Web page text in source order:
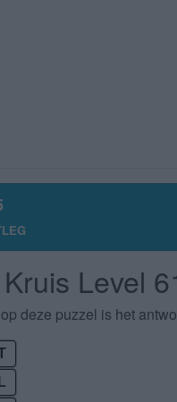
Level
deze puzzel is het
L